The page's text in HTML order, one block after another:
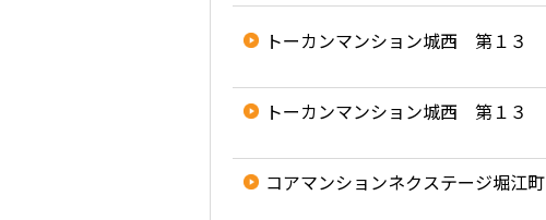
トーカンマンション城西 第１３
トーカンマンション城西 第１３
コアマンションネクステージ堀江町